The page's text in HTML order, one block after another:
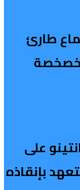
طارئ
“خصخصة
على
بإنقاذه